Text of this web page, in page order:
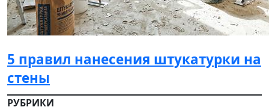
5 правил нанесения штукатурки на
стены
РУБРИКИ